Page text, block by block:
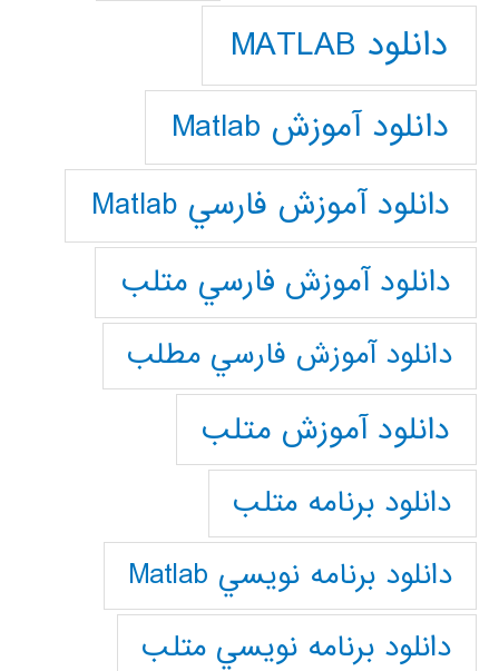
دانلود MATLAB
دانلود آموزش Matlab
دانلود آموزش فارسي Matlab
دانلود آموزش فارسي متلب
دانلود آموزش فارسي مطلب
دانلود آموزش متلب
دانلود برنامه متلب
دانلود برنامه نويسي Matlab
دانلود برنامه نويسي متلب